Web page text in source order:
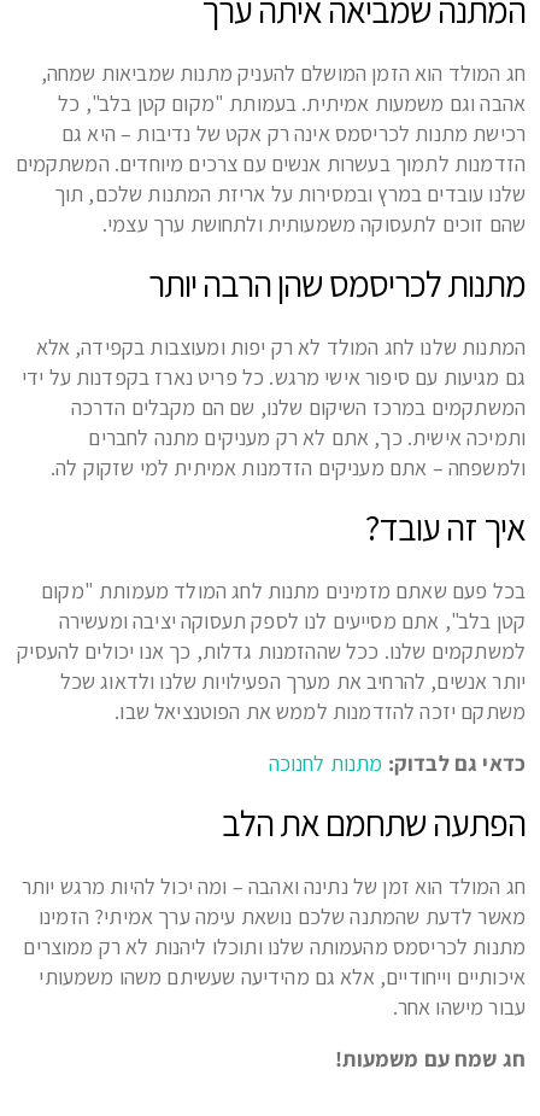
המתנה שמביאה איתה ערך
חג המולד הוא הזמן המושלם להעניק מתנות שמביאות שמחה,
אהבה וגם משמעות אמיתית. בעמותת "מקום קטן בלב", כל
רכישת מתנות לכריסמס אינה רק אקט של נדיבות – היא גם
הזדמנות לתמוך בעשרות אנשים עם צרכים מיוחדים. המשתקמים
שלנו עובדים במרץ ובמסירות על אריזת המתנות שלכם, תוך
שהם זוכים לתעסוקה משמעותית ולתחושת ערך עצמי.
מתנות לכריסמס שהן הרבה יותר
המתנות שלנו לחג המולד לא רק יפות ומעוצבות בקפידה, אלא
גם מגיעות עם סיפור אישי מרגש. כל פריט נארז בקפדנות על ידי
המשתקמים במרכז השיקום שלנו, שם הם מקבלים הדרכה
ותמיכה אישית. כך, אתם לא רק מעניקים מתנה לחברים
ולמשפחה – אתם מעניקים הזדמנות אמיתית למי שזקוק לה.
איך זה עובד?
בכל פעם שאתם מזמינים מתנות לחג המולד מעמותת "מקום
קטן בלב", אתם מסייעים לנו לספק תעסוקה יציבה ומעשירה
למשתקמים שלנו. ככל שההזמנות גדלות, כך אנו יכולים להעסיק
יותר אנשים, להרחיב את מערך הפעילויות שלנו ולדאוג שכל
משתקם יזכה להזדמנות לממש את הפוטנציאל שבו.
כדאי גם לבדוק: מתנות לחנוכה
הפתעה שתחמם את הלב
חג המולד הוא זמן של נתינה ואהבה – ומה יכול להיות מרגש יותר
מאשר לדעת שהמתנה שלכם נושאת עימה ערך אמיתי? הזמינו
מתנות לכריסמס מהעמותה שלנו ותוכלו ליהנות לא רק ממוצרים
איכותיים וייחודיים, אלא גם מהידיעה שעשיתם משהו משמעותי
עבור מישהו אחר.
חג שמח עם משמעות!